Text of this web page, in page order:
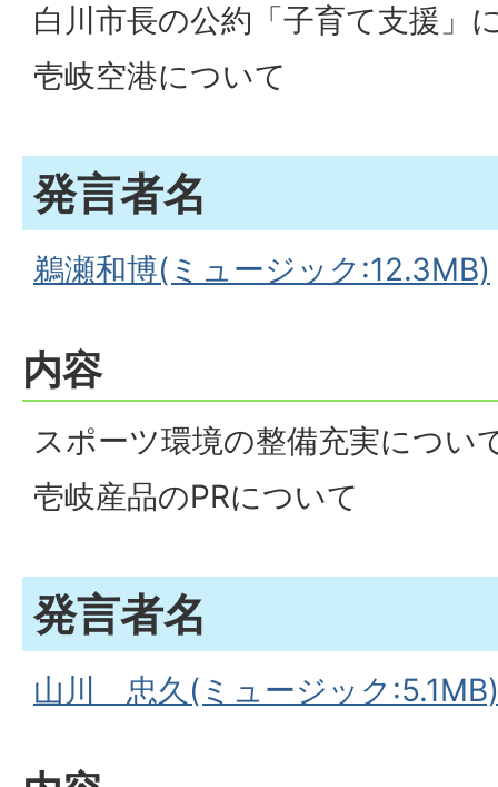
白川市長の公約「子育て支援」
壱岐空港について
発言者名
鵜瀬和博(ミュージック:12.3MB)
内容
スポーツ環境の整備充実につい
壱岐産品のPRについて
発言者名
山川 忠久(ミュージック:5.1MB)